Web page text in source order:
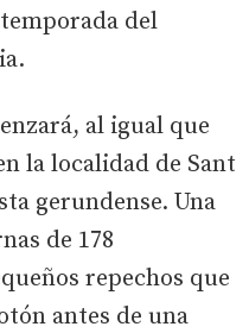
del
al igual que
la localidad de Sant
gerundense. Una
de 178
repechos que
antes de una